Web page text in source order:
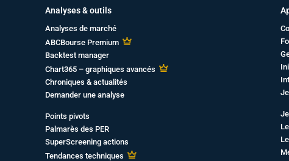
Analyses & outils
Analyses de marché
ABCBourse Premium
Backtest manager
Chart365 – graphiques avancés
Chroniques & actualités
Demander une analyse
Points pivots
Palmarès des PER
SuperScreening actions
Tendances techniques